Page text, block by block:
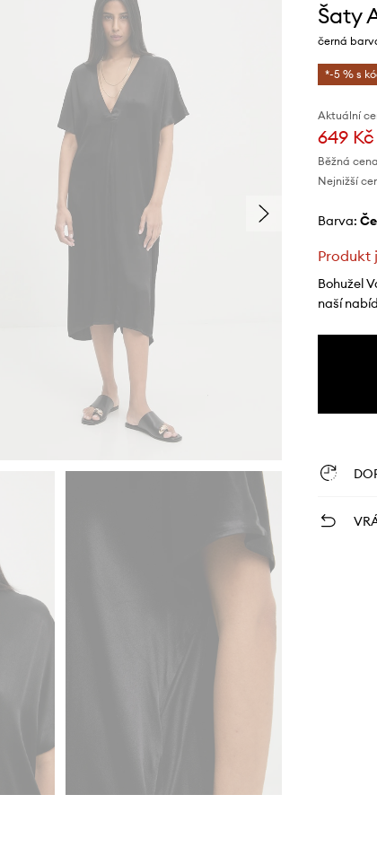
Šaty
černá
*-5 % s
Aktuální
649 Kč
Běžná
Nejnižší
Barva:
Produkt
Bohužel
naší